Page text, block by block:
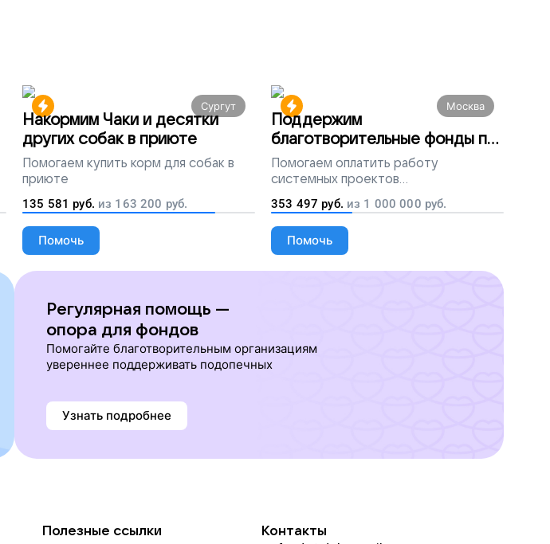
Сургут
Накормим Чаки и десятки
других собак в приюте
Помогаем купить корм для собак в
приюте
135 581 руб. из 163 200 руб.
Помочь
Москва
Поддержим
благотворительные фонды по
всей России
Помогаем оплатить работу
системных проектов
благотворительных организаций
353 497 руб. из 1 000 000 руб.
Помочь
Регулярная помощь —
опора для фондов
Помогайте благотворительным организациям
увереннее поддерживать подопечных
Узнать подробнее
Полезные ссылки Контакты